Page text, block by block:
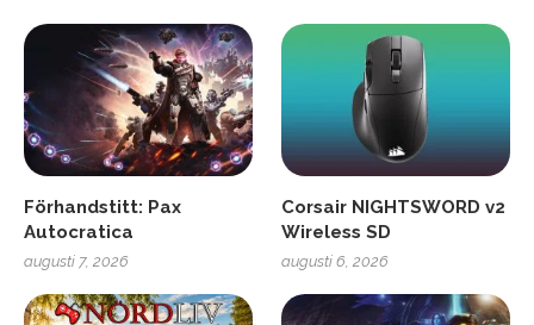
Förhandstitt: Pax
Autocratica
augusti 7, 2026
Corsair NIGHTSWORD v2
Wireless SD
augusti 6, 2026